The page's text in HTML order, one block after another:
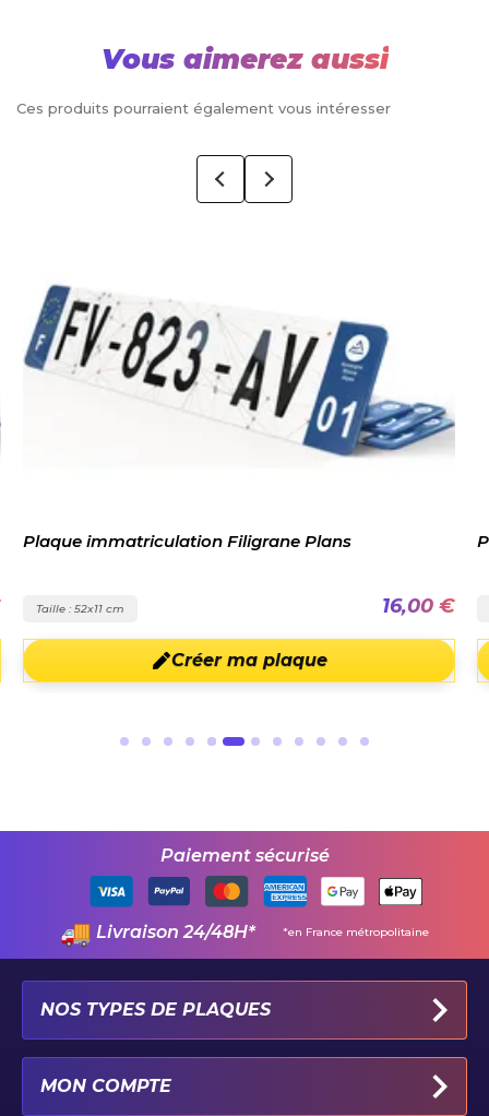
Vous aimerez aussi
Ces produits pourraient également vous intéresser
Plaque immatriculation Filigrane Plans
Taille : 52x11 cm 16,00 €
Créer ma plaque
Paiement sécurisé
Livraison 24/48H* *en France métropolitaine
NOS TYPES DE PLAQUES
MON COMPTE